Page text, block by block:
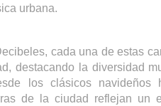
urbana.
cada una de estas
destacando la diversidad
los clásicos navideños
de la ciudad reflejan un